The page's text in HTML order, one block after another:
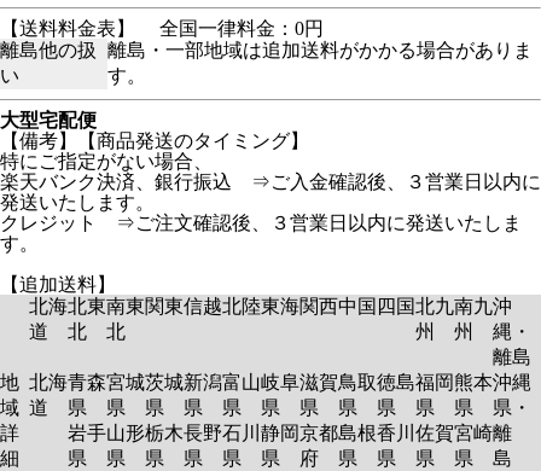
【送料料金表】
全国一律料金：0円
離島他の扱
い
離島・一部地域は追加送料がかかる場合がありま
す。
大型宅配便
【備考】【商品発送のタイミング】
特にご指定がない場合、
楽天バンク決済、銀行振込 ⇒ご入金確認後、３営業日以内に
発送いたします。
クレジット ⇒ご注文確認後、３営業日以内に発送いたしま
す。
【追加送料】
北海
道
北東
北
南東
北
関東信越北陸東海関西中国 四国北九
州
南九
州
沖
縄・
離島
地
域
詳
細
北海
道
青森
県
岩手
県
宮城
県
山形
県
茨城
県
栃木
県
新潟
県
長野
県
富山
県
石川
県
岐阜
県
静岡
県
滋賀
県
京都
府
鳥取
県
島根
県
徳島
県
香川
県
福岡
県
佐賀
県
熊本
県
宮崎
県
沖縄
県・
離
島